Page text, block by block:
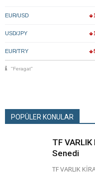
EUR/USD
USD/JPY
EUR/TRY
"Feragat"
POPÜLER KONULAR
TF
Senedi
TF VARLIK